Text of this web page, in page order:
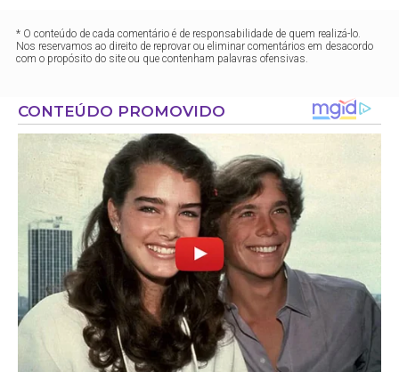
* O conteúdo de cada comentário é de responsabilidade de quem realizá-lo.
Nos reservamos ao direito de reprovar ou eliminar comentários em desacordo
com o propósito do site ou que contenham palavras ofensivas.